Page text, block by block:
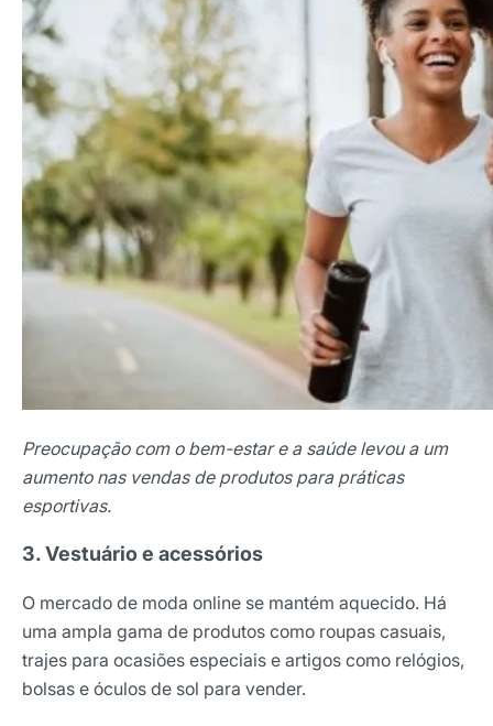
Preocupação com o bem-estar e a saúde levou a um
aumento nas vendas de produtos para práticas
esportivas.
3. Vestuário e acessórios
O mercado de moda online se mantém aquecido. Há
uma ampla gama de produtos como roupas casuais,
trajes para ocasiões especiais e artigos como relógios,
bolsas e óculos de sol para vender.